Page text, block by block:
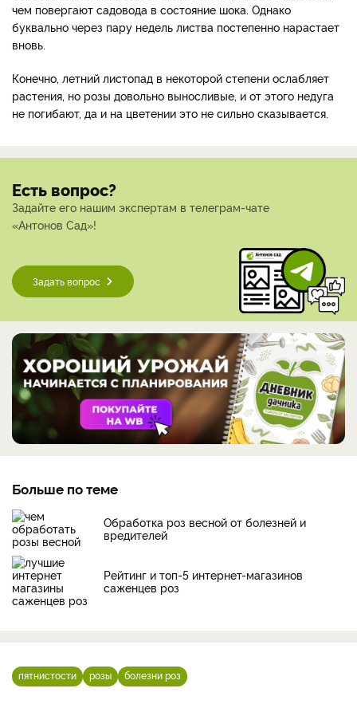
чем повергают садовода в состояние шока. Однако
буквально через пару недель листва постепенно нарастает
вновь.
Конечно, летний листопад в некоторой степени ослабляет
растения, но розы довольно выносливые, и от этого недуга
не погибают, да и на цветении это не сильно сказывается.
Есть вопрос?
Задайте его нашим экспертам в телеграм-чате
«Антонов Сад»!
Задать вопрос
Больше по теме
Обработка роз весной от болезней и
вредителей
Рейтинг и топ-5 интернет-магазинов
саженцев роз
пятнистости розы болезни роз